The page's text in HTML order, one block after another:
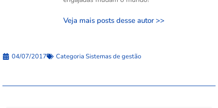
Veja mais posts desse autor >>
04/07/2017 Categoria Sistemas de gestão